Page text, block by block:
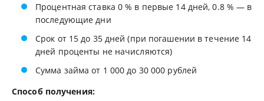
Процентная ставка 0 % в первые 14 дней, 0.8 % — в
последующие дни
Срок от 15 до 35 дней (при погашении в течение 14
дней проценты не начисляются)
Сумма займа от 1 000 до 30 000 рублей
Способ получения: